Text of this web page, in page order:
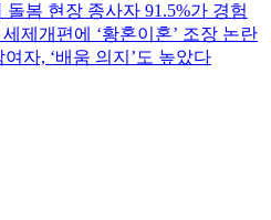
돌봄 현장 종사자 91.5%가 경험
세제개편에 ‘황혼이혼’ 조장 논란
자, ‘배움 의지’도 높았다